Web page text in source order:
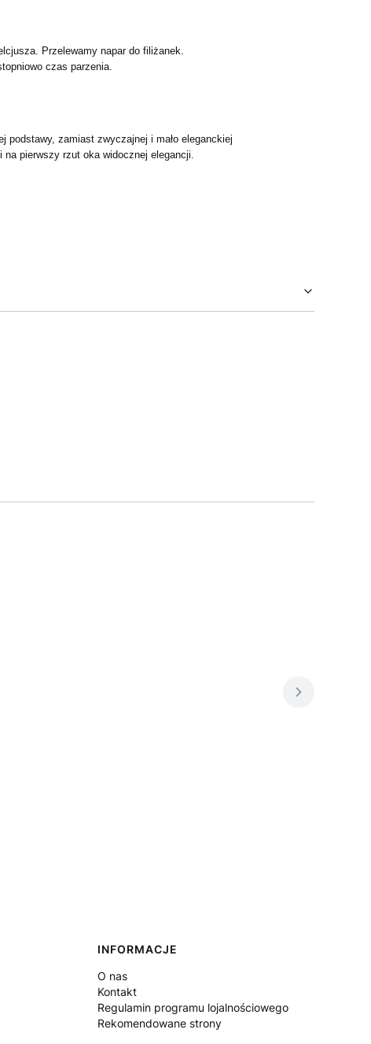
Przelewamy napar do filiżanek.
czas parzenia.
zamiast zwyczajnej i mało eleganckiej
na pierwszy rzut oka widocznej elegancji.
INFORMACJE
O nas
Kontakt
Regulamin programu lojalnościowego
Rekomendowane strony